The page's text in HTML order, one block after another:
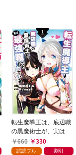
転生魔導王は、底辺職
の黒魔術士が、実は最
強職だと知っている 1
巻
660 330
試読フル 割引